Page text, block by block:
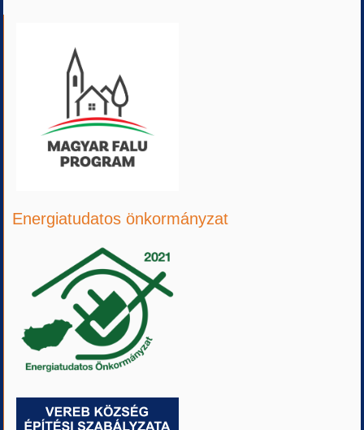
Energiatudatos önkormányzat